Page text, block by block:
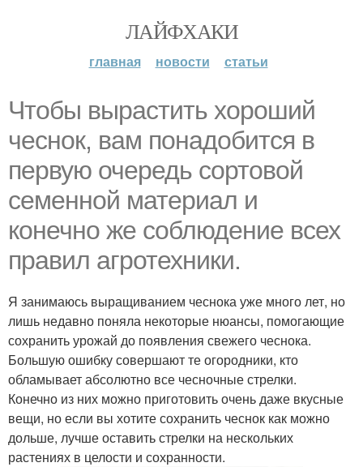
ЛАЙФХАКИ
главная новости статьи
Чтoбы вырастить хороший
чеснок, вам понадoбится в
первую очередь сортовой
семенной материал и
конечно же соблюдение всех
правил агротехники.
Я занимаюсь выращиванием чеснока уже много лет, но
лишь недавно поняла некоторые нюансы, помогающие
сохранить урожай до появления свежего чеснока.
Большую ошибку совершают те огородники, кто
обламывает абсолютно все чесночные стрелки.
Конечно из них можно приготовить очень даже вкусные
вещи, но если вы хотите сохранить чеснок как можно
дольше, лучше оставить стрелки на нескольких
растениях в целости и сохранности.